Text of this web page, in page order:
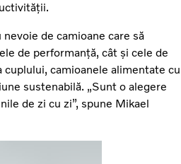
de camioane care să
de performanță, cât și cele de
cuplului, camioanele alimentate cu
sustenabilă. „Sunt o alegere
de zi cu zi”, spune Mikael